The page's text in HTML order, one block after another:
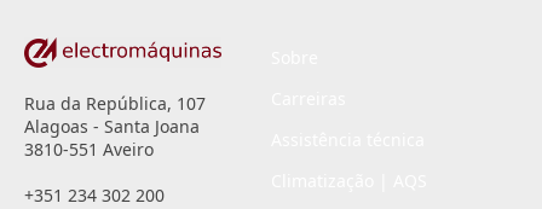
Rua da República, 107
Alagoas - Santa Joana
3810-551 Aveiro
+351 234 302 200